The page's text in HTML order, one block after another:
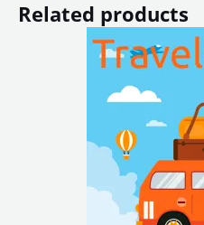
Related products